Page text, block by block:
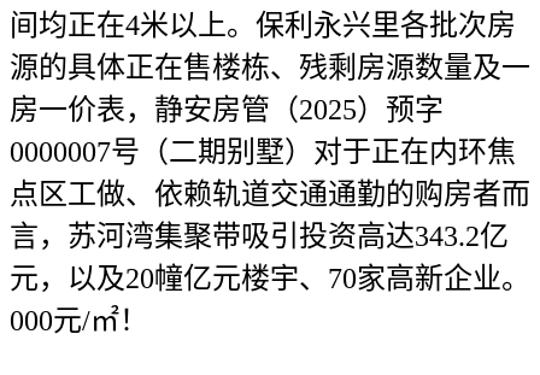
间均正在4米以上。保利永兴里各批次房
源的具体正在售楼栋、残剩房源数量及一
房一价表，静安房管（2025）预字
0000007号（二期别墅）对于正在内环焦
点区工做、依赖轨道交通通勤的购房者而
言，苏河湾集聚带吸引投资高达343.2亿
元，以及20幢亿元楼宇、70家高新企业。
000元/㎡！